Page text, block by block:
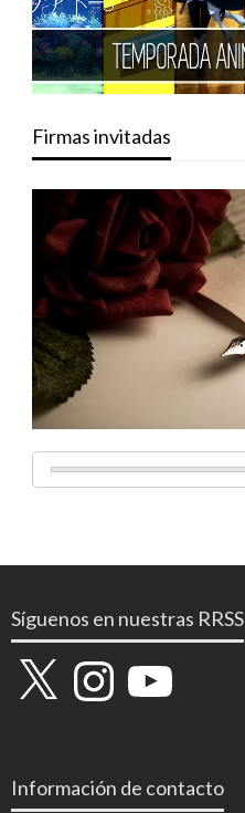
Firmas invitadas
Síguenos en nuestras RRSS
X InstagramYouTube
Información de contacto